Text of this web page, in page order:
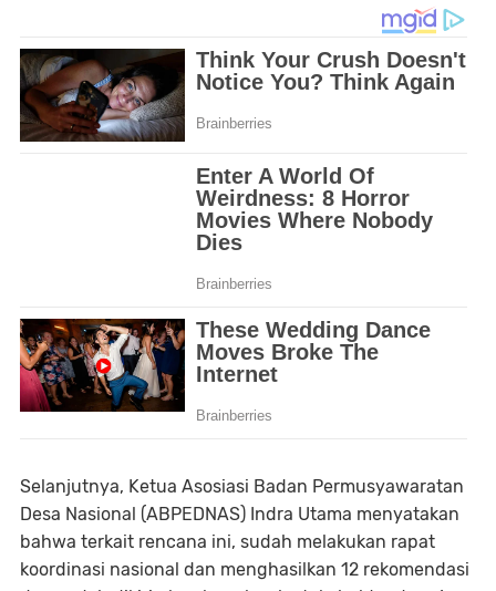
Selanjutnya, Ketua Asosiasi Badan Permusyawaratan
Desa Nasional (ABPEDNAS) Indra Utama menyatakan
bahwa terkait rencana ini, sudah melakukan rapat
koordinasi nasional dan menghasilkan 12 rekomendasi